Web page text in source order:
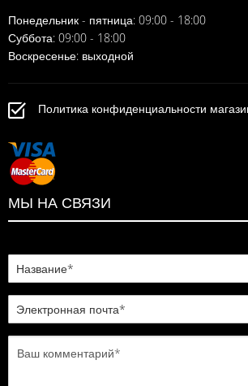
Понедельник - пятница: 09:00 - 18:00
Суббота: 09:00 - 18:00
Воскресенье: выходной
Политика конфиденциальности
МЫ НА СВЯЗИ